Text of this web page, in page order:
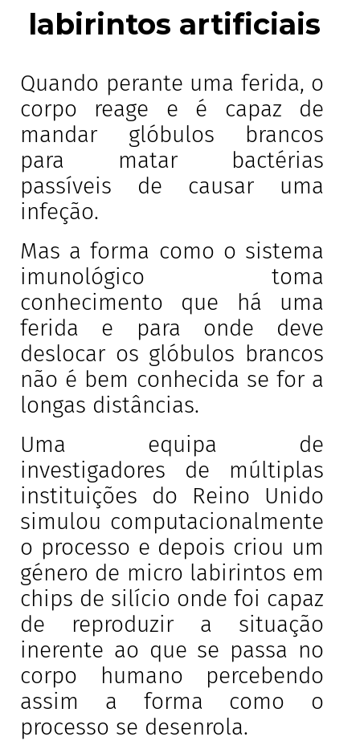
labirintos artificiais
Quando perante uma ferida, o
corpo reage e é capaz de
mandar glóbulos brancos
para matar bactérias
passíveis de causar uma
infeção.
Mas a forma como o sistema
imunológico toma
conhecimento que há uma
ferida e para onde deve
deslocar os glóbulos brancos
não é bem conhecida se for a
longas distâncias.
Uma equipa de
investigadores de múltiplas
instituições do Reino Unido
simulou computacionalmente
o processo e depois criou um
género de micro labirintos em
chips de silício onde foi capaz
de reproduzir a situação
inerente ao que se passa no
corpo humano percebendo
assim a forma como o
processo se desenrola.